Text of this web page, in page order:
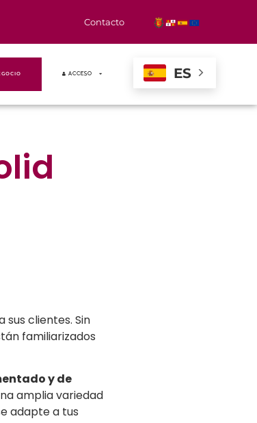
Contacto
ACCESO ES
clientes. Sin
familiarizados
y de
amplia variedad
adapte a tus